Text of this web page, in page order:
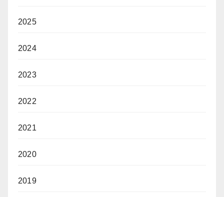
2025
2024
2023
2022
2021
2020
2019